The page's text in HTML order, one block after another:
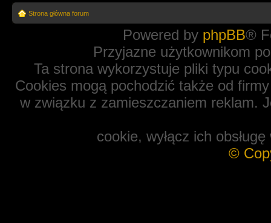
Strona główna forum
Powered by phpBB®
Przyjazne użytkownikom
Ta strona wykorzystuje pliki typu
Cookies mogą pochodzić także od
w związku z zamieszczaniem reklam.
cookie, wyłącz ich
©